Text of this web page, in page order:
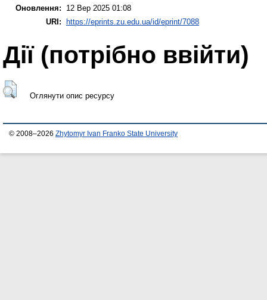
Оновлення:
12 Вер 2025 01:08
URI:
https://eprints.zu.edu.ua/id/eprint/7088
Дії ​​(потрібно ввійти)
Оглянути опис ресурсу
© 2008–2026 Zhytomyr Ivan Franko State University